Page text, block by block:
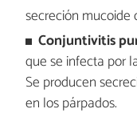
secreción mucoide
Conjuntivitis
que se infecta por
Se producen
en los párpados.